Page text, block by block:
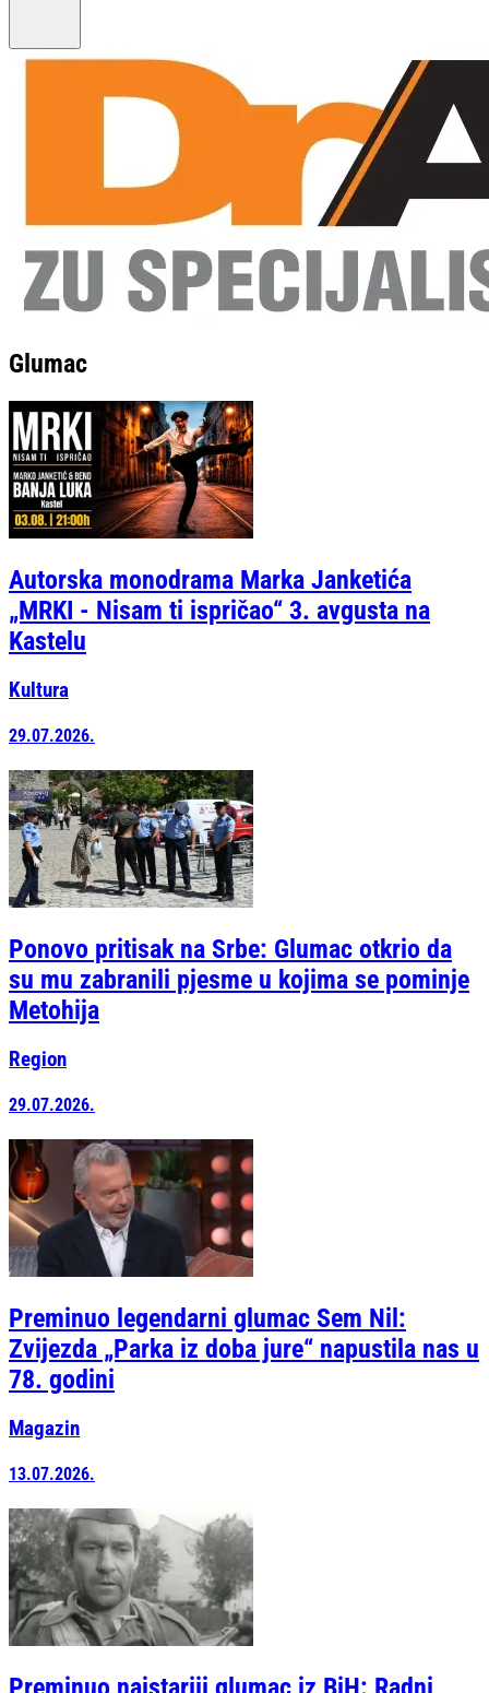
Glumac
Autorska monodrama Marka Janketića
„MRKI - Nisam ti ispričao“ 3. avgusta na
Kastelu
Kultura
29.07.2026.
Ponovo pritisak na Srbe: Glumac otkrio da
su mu zabranili pjesme u kojima se pominje
Metohija
Region
29.07.2026.
Preminuo legendarni glumac Sem Nil:
Zvijezda „Parka iz doba jure“ napustila nas u
78. godini
Magazin
13.07.2026.